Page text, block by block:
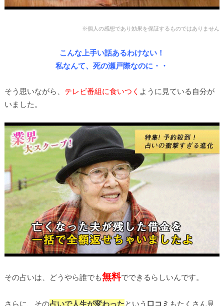
※個人の感想であり効果を保証するものではありません
こんな上手い話あるわけない！
私なんて、死の瀬戸際なのに・・
そう思いながら、 テレビ番組に食いつく ように見ている自分が
いました。
その占いは、どうやら誰でも無料でできるらしいんです。
さらに、その占いで人生が変わったという 口コミ もたくさん見